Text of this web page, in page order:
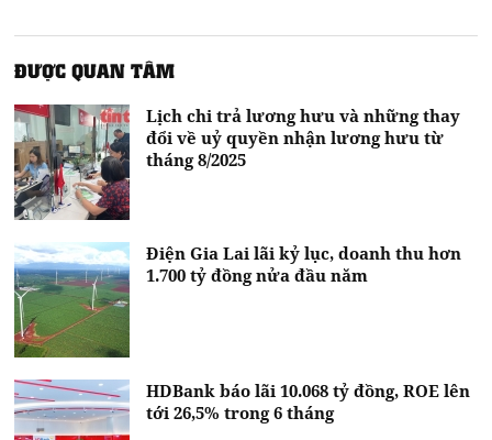
ĐƯỢC QUAN TÂM
Lịch chi trả lương hưu và những thay
đổi về uỷ quyền nhận lương hưu từ
tháng 8/2025
Điện Gia Lai lãi kỷ lục, doanh thu hơn
1.700 tỷ đồng nửa đầu năm
HDBank báo lãi 10.068 tỷ đồng, ROE lên
tới 26,5% trong 6 tháng